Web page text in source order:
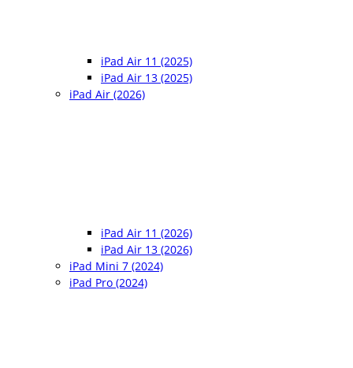
iPad Air 11 (2025)
iPad Air 13 (2025)
iPad Air (2026)
iPad Air 11 (2026)
iPad Air 13 (2026)
iPad Mini 7 (2024)
iPad Pro (2024)